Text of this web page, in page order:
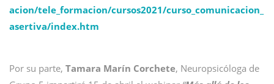
acion/tele_formacion/cursos2021/curso_comunicacion_
asertiva/index.htm
Por su parte, Tamara Marín Corchete, Neuropsicóloga de